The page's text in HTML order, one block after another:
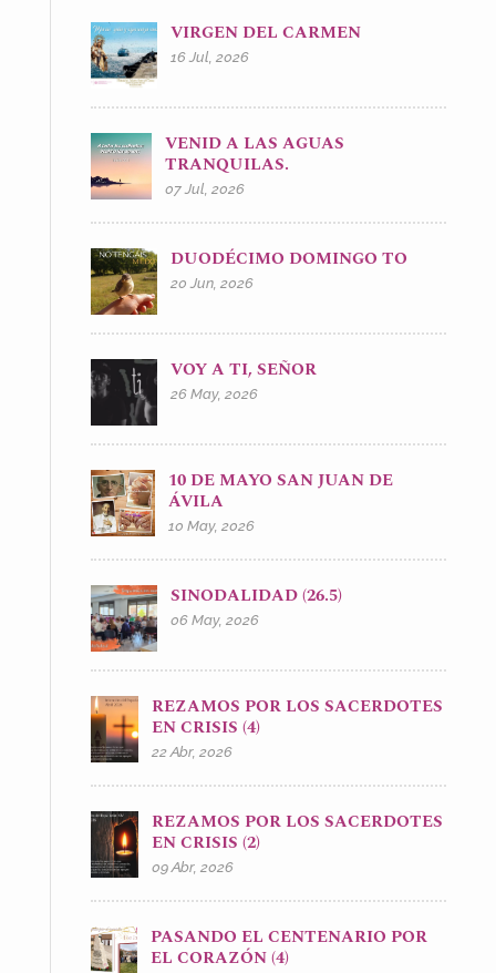
VIRGEN DEL CARMEN
16 Jul, 2026
VENID A LAS AGUAS
TRANQUILAS.
07 Jul, 2026
DUODÉCIMO DOMINGO TO
20 Jun, 2026
VOY A TI, SEÑOR
26 May, 2026
10 DE MAYO SAN JUAN DE
ÁVILA
10 May, 2026
SINODALIDAD (26.5)
06 May, 2026
REZAMOS POR LOS SACERDOTES
EN CRISIS (4)
22 Abr, 2026
REZAMOS POR LOS SACERDOTES
EN CRISIS (2)
09 Abr, 2026
PASANDO EL CENTENARIO POR
EL CORAZÓN (4)